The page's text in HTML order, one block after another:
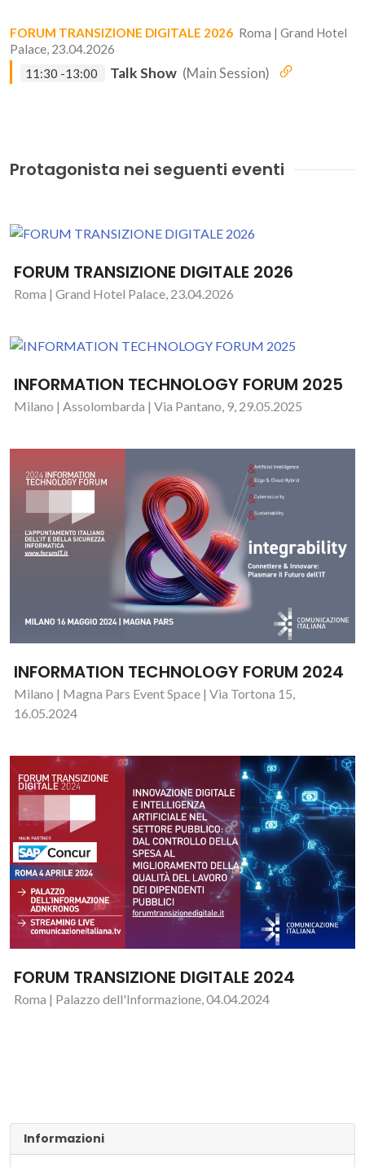
FORUM TRANSIZIONE DIGITALE 2026 Roma | Grand Hotel
Palace, 23.04.2026
11:30 -13:00
Talk Show (Main Session)
Protagonista nei seguenti eventi
FORUM TRANSIZIONE DIGITALE 2026
Roma | Grand Hotel Palace, 23.04.2026
INFORMATION TECHNOLOGY FORUM 2025
Milano | Assolombarda | Via Pantano, 9, 29.05.2025
INFORMATION TECHNOLOGY FORUM 2024
Milano | Magna Pars Event Space | Via Tortona 15,
16.05.2024
FORUM TRANSIZIONE DIGITALE 2024
Roma | Palazzo dell'Informazione, 04.04.2024
Informazioni